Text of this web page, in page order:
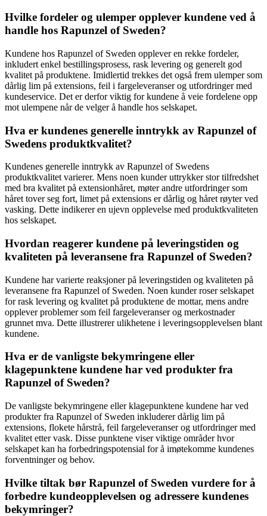
Hvilke fordeler og ulemper opplever kundene ved å
handle hos Rapunzel of Sweden?
Kundene hos Rapunzel of Sweden opplever en rekke fordeler,
inkludert enkel bestillingsprosess, rask levering og generelt god
kvalitet på produktene. Imidlertid trekkes det også frem ulemper som
dårlig lim på extensions, feil i fargeleveranser og utfordringer med
kundeservice. Det er derfor viktig for kundene å veie fordelene opp
mot ulempene når de velger å handle hos selskapet.
Hva er kundenes generelle inntrykk av Rapunzel of
Swedens produktkvalitet?
Kundenes generelle inntrykk av Rapunzel of Swedens
produktkvalitet varierer. Mens noen kunder uttrykker stor tilfredshet
med bra kvalitet på extensionhåret, møter andre utfordringer som
håret tover seg fort, limet på extensions er dårlig og håret røyter ved
vasking. Dette indikerer en ujevn opplevelse med produktkvaliteten
hos selskapet.
Hvordan reagerer kundene på leveringstiden og
kvaliteten på leveransene fra Rapunzel of Sweden?
Kundene har varierte reaksjoner på leveringstiden og kvaliteten på
leveransene fra Rapunzel of Sweden. Noen kunder roser selskapet
for rask levering og kvalitet på produktene de mottar, mens andre
opplever problemer som feil fargeleveranser og merkostnader
grunnet mva. Dette illustrerer ulikhetene i leveringsopplevelsen blant
kundene.
Hva er de vanligste bekymringene eller
klagepunktene kundene har ved produkter fra
Rapunzel of Sweden?
De vanligste bekymringene eller klagepunktene kundene har ved
produkter fra Rapunzel of Sweden inkluderer dårlig lim på
extensions, flokete hårstrå, feil fargeleveranser og utfordringer med
kvalitet etter vask. Disse punktene viser viktige områder hvor
selskapet kan ha forbedringspotensial for å imøtekomme kundenes
forventninger og behov.
Hvilke tiltak bør Rapunzel of Sweden vurdere for å
forbedre kundeopplevelsen og adressere kundenes
bekymringer?